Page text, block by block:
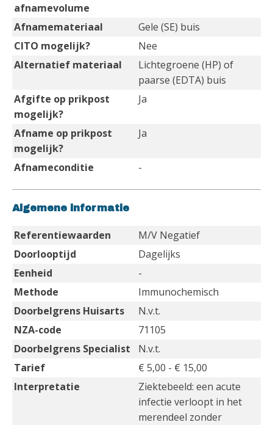
afnamevolume
Afnamemateriaal
Gele (SE) buis
CITO mogelijk?
Nee
Alternatief materiaal
Lichtegroene (HP) of
paarse (EDTA) buis
Afgifte op prikpost
mogelijk?
Ja
Afname op prikpost
mogelijk?
Ja
Afnameconditie -
Algemene informatie
Referentiewaarden
M/V Negatief
Doorlooptijd
Dagelijks
Eenheid
-
Methode
Immunochemisch
Doorbelgrens Huisarts
N.v.t.
NZA-code
71105
Doorbelgrens Specialist
N.v.t.
Tarief
€ 5,00 - € 15,00
Interpretatie
Ziektebeeld: een acute
infectie verloopt in het
merendeel zonder